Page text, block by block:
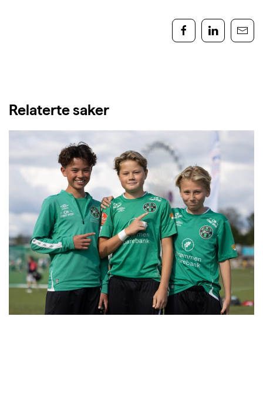
Relaterte saker